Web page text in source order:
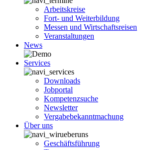
Arbeitskreise
Fort- und Weiterbildung
Messen und Wirtschaftsreisen
Veranstaltungen
News
Services
Downloads
Jobportal
Kompetenzsuche
Newsletter
Vergabebekanntmachung
Über uns
Geschäftsführung